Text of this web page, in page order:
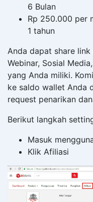
6 Bulan
Rp 250.000 per
1 tahun
Anda dapat share
Webinar, Sosial
yang Anda miliki.
ke saldo wallet Anda
request penarikan
Berikut langkah
Masuk
Klik Afiliasi